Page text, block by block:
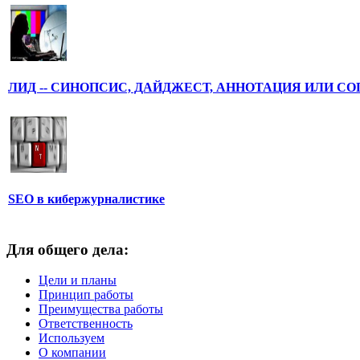
ЛИД -- СИНОПСИС, ДАЙДЖЕСТ, АННОТАЦИЯ ИЛИ
SEO в кибержурналистике
Для общего дела:
Цели и планы
Принцип работы
Преимущества работы
Ответственность
Используем
О компании